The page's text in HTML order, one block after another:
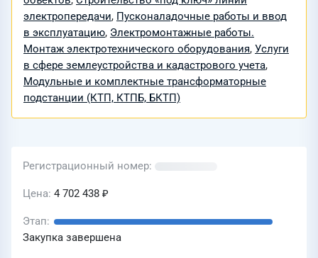
электропередачи, Пусконаладочные работы и ввод
в эксплуатацию, Электромонтажные работы.
Монтаж электротехнического оборудования, Услуги
в сфере землеустройства и кадастрового учета,
Модульные и комплектные трансформаторные
подстанции (КТП, КТПБ, БКТП)
Регистрационный номер
Цена 4 702 438 ₽
Этап
Закупка завершена